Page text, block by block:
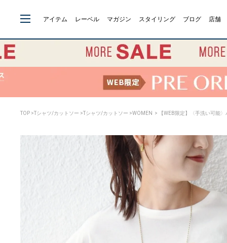
アイテム レーベル マガジン スタイリング ブログ 店舗
TOP >Tシャツ/カットソー >Tシャツ/カットソー >WOMEN > 【WEB限定】〈手洗い可能